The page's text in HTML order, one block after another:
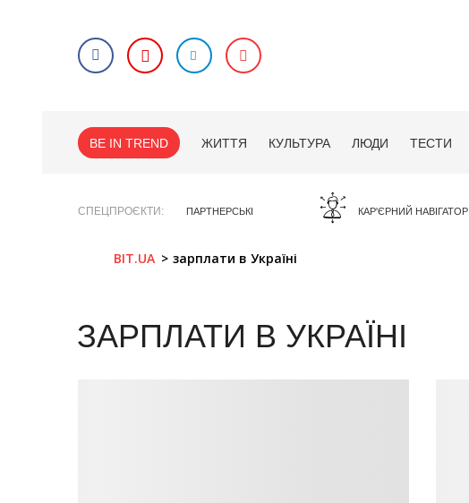
BE IN TREND ЖИТТЯ КУЛЬТУРА ЛЮДИ ТЕСТИ
СПЕЦПРОЄКТИ ПАРТНЕРСЬКІ КАР'ЄРНИЙ НАВІГАТОР
BIT.UA зарплати в Україні
ЗАРПЛАТИ В УКРАЇНІ